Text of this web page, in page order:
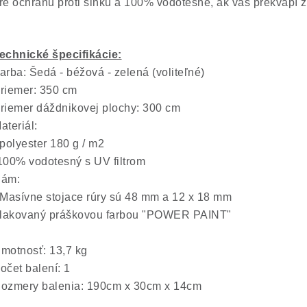
ochranu proti slnku a 100% vodotesné, ak vás prekvapí
špecifikácie:
Šedá - béžová - zelená (voliteľné)
350 cm
dáždnikovej plochy: 300 cm
180 g / m2
vodotesný s UV filtrom
ám:
stojace rúry sú 48 mm a 12 x 18 mm
práškovou farbou "POWER PAINT"
13,7 kg
balení: 1
balenia: 190cm x 30cm x 14cm